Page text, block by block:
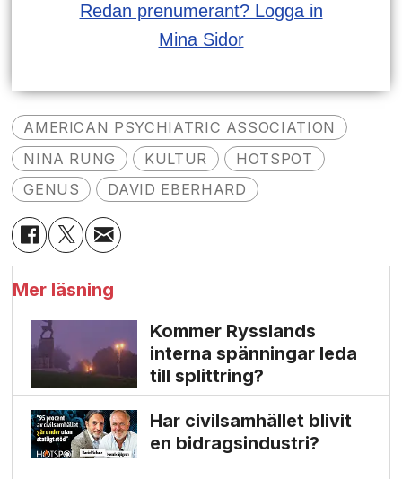
Redan prenumerant? Logga in
Mina Sidor
AMERICAN PSYCHIATRIC ASSOCIATION
NINA RUNG
KULTUR
HOTSPOT
GENUS
DAVID EBERHARD
Mer läsning
Kommer Rysslands
interna spänningar leda
till splittring?
Har civilsamhället blivit
en bidrags­industri?